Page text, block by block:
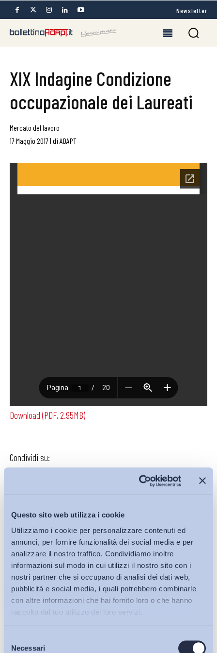
Questo sito web utilizza i cookie
Utilizziamo i cookie per personalizzare contenuti ed
annunci, per fornire funzionalità dei social media e per
analizzare il nostro traffico. Condividiamo inoltre
informazioni sul modo in cui utilizzi il nostro sito con i
nostri partner che si occupano di analisi dei dati web,
pubblicità e social media, i quali potrebbero combinarle
con altre informazioni che hai fornito loro o che hanno
raccolto dal tuo utilizzo dei loro servizi.
delNecessariBollettini ADAPT
Newsletter
XIX Indagine Condizione
occupazionale dei Laureati
Mercato del lavoro
17 Maggio 2017| di ADAPT
Download (PDF, 2.95MB)
Condividi su:
Iscriviti alla Newsletter